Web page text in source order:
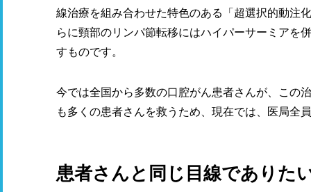
線治療を組み合わせた特色のある「超選択的動注
らに頸部のリンパ節転移にはハイパーサーミアを
すものです。
今では全国から多数の口腔がん患者さんが、この
も多くの患者さんを救うため、現在では、医局全
患者さんと同じ目線でありた